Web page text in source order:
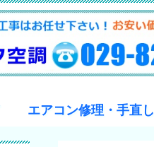
エアコン修理・手直し